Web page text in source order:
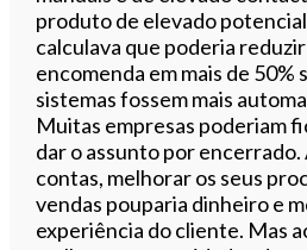
produto de elevado
calculava que poderia
encomenda em mais de 50%
sistemas fossem mais
Muitas empresas poderiam
dar o assunto por encerrado.
contas, melhorar os seus
vendas pouparia dinheiro e
experiência do cliente. Mas